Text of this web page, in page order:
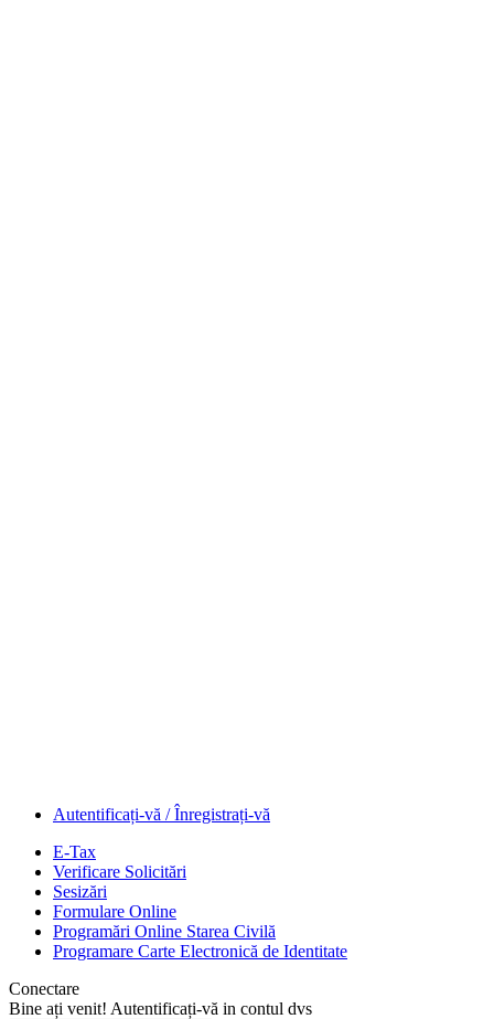
Autentificați-vă / Înregistrați-vă
E-Tax
Verificare Solicitări
Sesizări
Formulare Online
Programări Online Starea Civilă
Programare Carte Electronică de Identitate
Conectare
Bine ați venit! Autentificați-vă in contul dvs